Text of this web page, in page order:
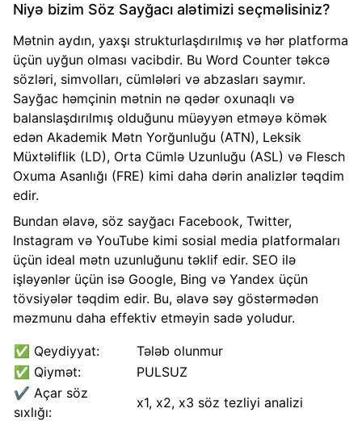
Niyə bizim Söz Sayğacı alətimizi seçməlisiniz?
Mətnin aydın, yaxşı strukturlaşdırılmış və hər platforma
üçün uyğun olması vacibdir. Bu Word Counter təkcə
sözləri, simvolları, cümlələri və abzasları saymır.
Sayğac həmçinin mətnin nə qədər oxunaqlı və
balanslaşdırılmış olduğunu müəyyən etməyə kömək
edən Akademik Mətn Yorğunluğu (ATN), Leksik
Müxtəliflik (LD), Orta Cümlə Uzunluğu (ASL) və Flesch
Oxuma Asanlığı (FRE) kimi daha dərin analizlər təqdim
edir.
Bundan əlavə, söz sayğacı Facebook, Twitter,
Instagram və YouTube kimi sosial media platformaları
üçün ideal mətn uzunluğunu təklif edir. SEO ilə
işləyənlər üçün isə Google, Bing və Yandex üçün
tövsiyələr təqdim edir. Bu, əlavə səy göstərmədən
məzmunu daha effektiv etməyin sadə yoludur.
✅ Qeydiyyat:
Tələb olunmur
✅ Qiymət:
PULSUZ
✔️ Açar söz
sıxlığı:
x1, x2, x3 söz tezliyi analizi